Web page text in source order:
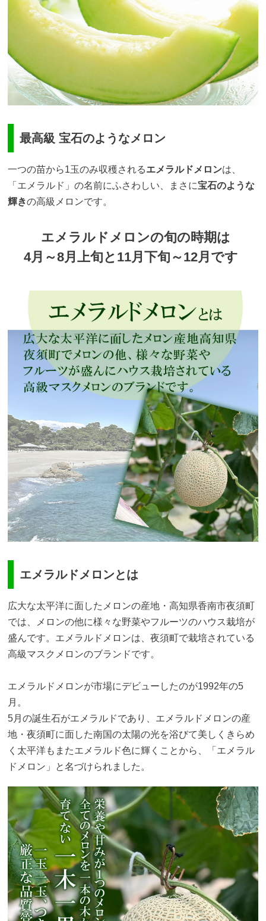
最高級 宝石のようなメロン
一つの苗から1玉のみ収穫されるエメラルドメロンは、
「エメラルド」の名前にふさわしい、まさに宝石のような
輝きの高級メロンです。
エメラルドメロンの旬の時期は
4月～8月上旬と11月下旬～12月です
エメラルドメロンとは
広大な太平洋に面したメロンの産地・高知県香南市夜須町
では、メロンの他に様々な野菜やフルーツのハウス栽培が
盛んです。エメラルドメロンは、夜須町で栽培されている
高級マスクメロンのブランドです。
エメラルドメロンが市場にデビューしたのが1992年の5
月。
5月の誕生石がエメラルドであり、エメラルドメロンの産
地・夜須町に面した南国の太陽の光を浴びて美しくきらめ
く太平洋もまたエメラルド色に輝くことから、「エメラル
ドメロン」と名づけられました。